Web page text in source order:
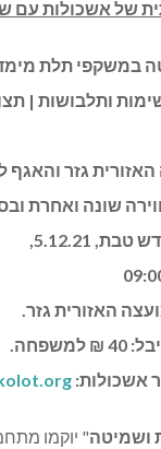
של אשכולות
במשקפי תלת
ותלבושות |
גזר והאגף
שונה ואחרת
5.12.21,
האזורית גזר.
אשכולות:
ושמיטה" יוקמו